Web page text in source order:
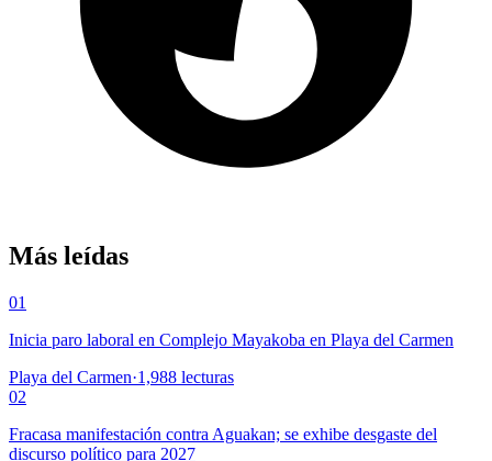
Más leídas
01
Inicia paro laboral en Complejo Mayakoba en Playa del Carmen
Playa del Carmen·1,988 lecturas
02
Fracasa manifestación contra Aguakan; se exhibe desgaste del
discurso político para 2027